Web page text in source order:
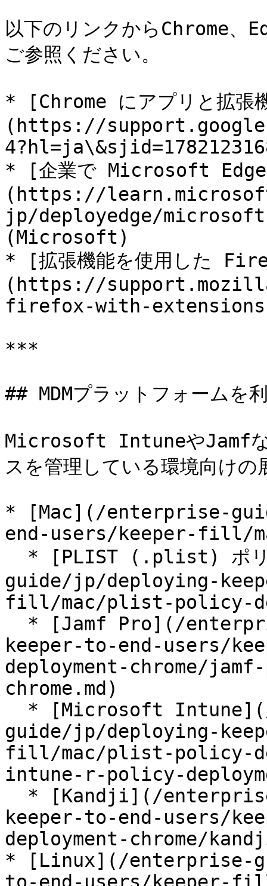
以下のリンクからChrome
ご参照ください。
* [Chrome にアプリと拡張
(https://
* [企業で Microsoft Edge
(https://
jp/deployedge/
(Microsoft)
* [拡張機能を使用した
(https://
firefox-with-
***
## MDMプラットフォームを
Microsoft IntuneやJamfな
スを管理している環境向けの
* [Mac](/enterprise-
end-users/keeper-fill/
guide/jp/deploying-
fill/mac/plist-policy-
keeper-to-end-users/
deployment-chrome/
chrome.md)
guide/jp/deploying-
fill/mac/plist-policy-
intune-r-policy-
keeper-to-end-users/
deployment-chrome/
* [Linux](/enterprise-